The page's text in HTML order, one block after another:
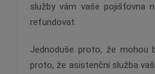
služby vám vaše pojišťovna
refundovat.
Jednoduše proto, že mohou
proto, že asistenční služba